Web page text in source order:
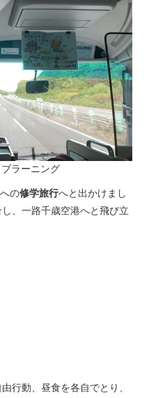
ラーニング
の修学旅行へと出かけまし
、一路千歳空港へと飛び立
行動、昼食を各自でとり、